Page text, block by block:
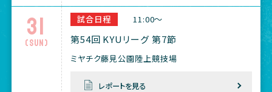
31
(Sun)
試合日程 11:00～
第54回 KYUリーグ 第7節
ミヤチク藤見公園陸上競技場
レポートを見る